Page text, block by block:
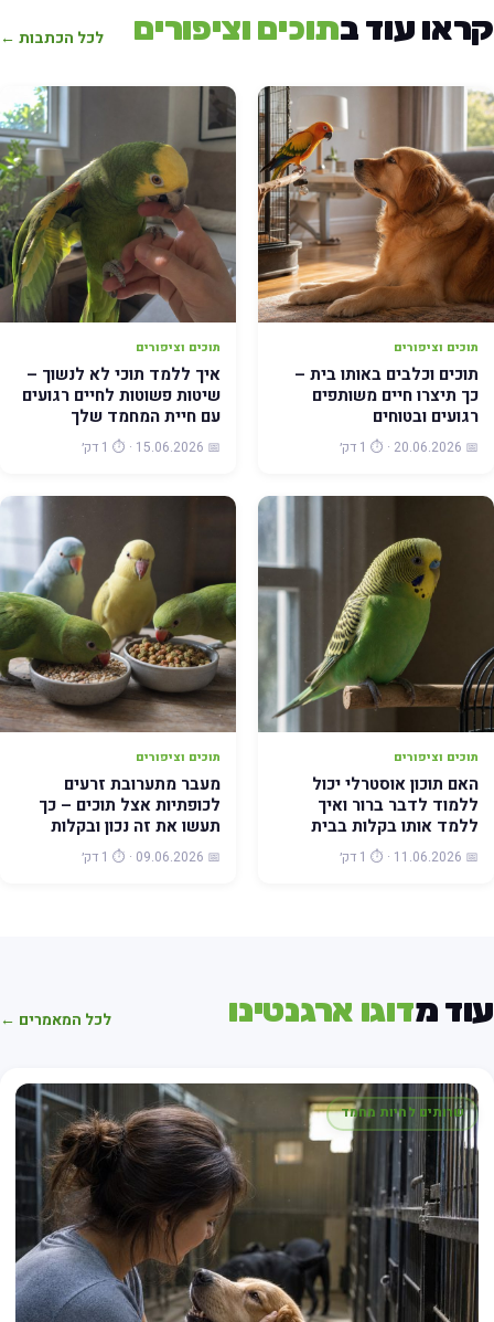
עוד בתוכים וציפורים לכל הכתבות ←
תוכים וציפורים
תוכים וכלבים באותו בית –
כך תיצרו חיים משותפים
רגועים ובטוחים
📅 20.06.2026 · ⏱️ 1 דק׳
תוכים וציפורים
איך ללמד תוכי לא לנשוך –
שיטות פשוטות לחיים רגועים
עם חיית המחמד שלך
📅 15.06.2026 · ⏱️ 1 דק׳
תוכים וציפורים
האם תוכון אוסטרלי יכול
ללמוד לדבר ברור ואיך
ללמד אותו בקלות בבית
📅 11.06.2026 · ⏱️ 1 דק׳
תוכים וציפורים
מעבר מתערובת זרעים
לכופתיות אצל תוכים – כך
תעשו את זה נכון ובקלות
📅 09.06.2026 · ⏱️ 1 דק׳
מדוגו ארגנטינו לכל המאמרים ←
שרותים לחיות מחמד